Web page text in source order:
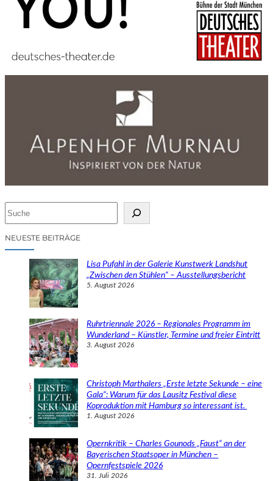
cNEUESTE BEITRÄGE
Lisa Pufahl in der Galerie Kunstwerk Landshut
„Zwischen den Stühlen“ – Ausstellungsbericht
5. August 2026
Ruhrtriennale 2026 – Regionales Programm im
Wunderland – Künstler, Termine und freier Eintritt
3. August 2026
Christoph Marthalers „Erste letzte Sekunde – eine
Gala“: Warum für das Lausitz Festival diese
Koproduktion mit Hamburg so interessant ist.
1. August 2026
Opernkritik – Charles Gounods „Faust“ an der
Bayerischen Staatsoper in München –
Opernfestspiele 2026
31. Juli 2026